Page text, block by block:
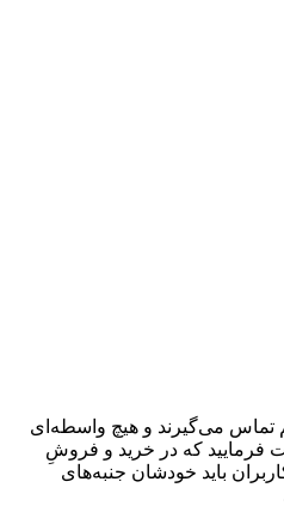
تماس می‌گیرند و هیچ واسطه‌ای
فرمایید که در خرید و فروشِ
باید خودشان جنبه‌های